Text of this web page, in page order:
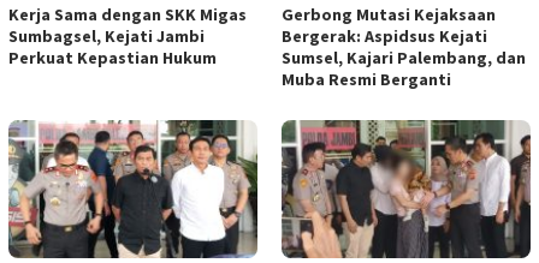
Kerja Sama dengan SKK Migas
Sumbagsel, Kejati Jambi
Perkuat Kepastian Hukum
Gerbong Mutasi Kejaksaan
Bergerak: Aspidsus Kejati
Sumsel, Kajari Palembang, dan
Muba Resmi Berganti